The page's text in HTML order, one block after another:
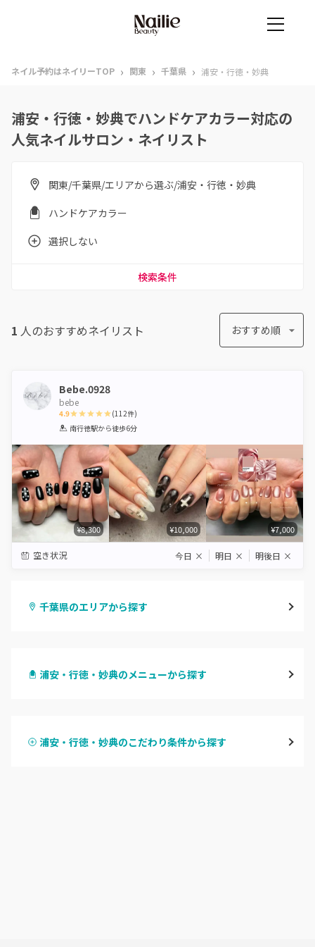
ネイル予約はネイリーTOP › 関東 › 千葉県 › 浦安・行徳・妙典
浦安・行徳・妙典でハンドケアカラー対応の
人気ネイルサロン・ネイリスト
関東/千葉県/エリアから選ぶ/浦安・行徳・妙典
ハンドケアカラー
選択しない
検索条件
1 人のおすすめネイリスト おすすめ順
Bebe.0928
bebe
4.9
1 2 3 4 5
(112件)
南行徳駅から徒歩6分
¥8,300 ¥10,000 ¥7,000
空き状況 今日 × 明日 × 明後日 ×
千葉県のエリアから探す
柏・南柏
浦安・行徳・妙典のメニューから探す
ハンドスカルプ
浦安・行徳・妙典のこだわり条件から探す